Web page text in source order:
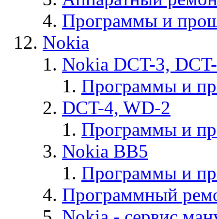
Программы и
Nokia
Nokia DCT-3,
Программы и
DCT-4, WD-2
Программы и
Nokia BB5
Программы и
Программный